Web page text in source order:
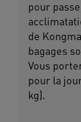
pour
de
bagages
Vous
pour la
kg).